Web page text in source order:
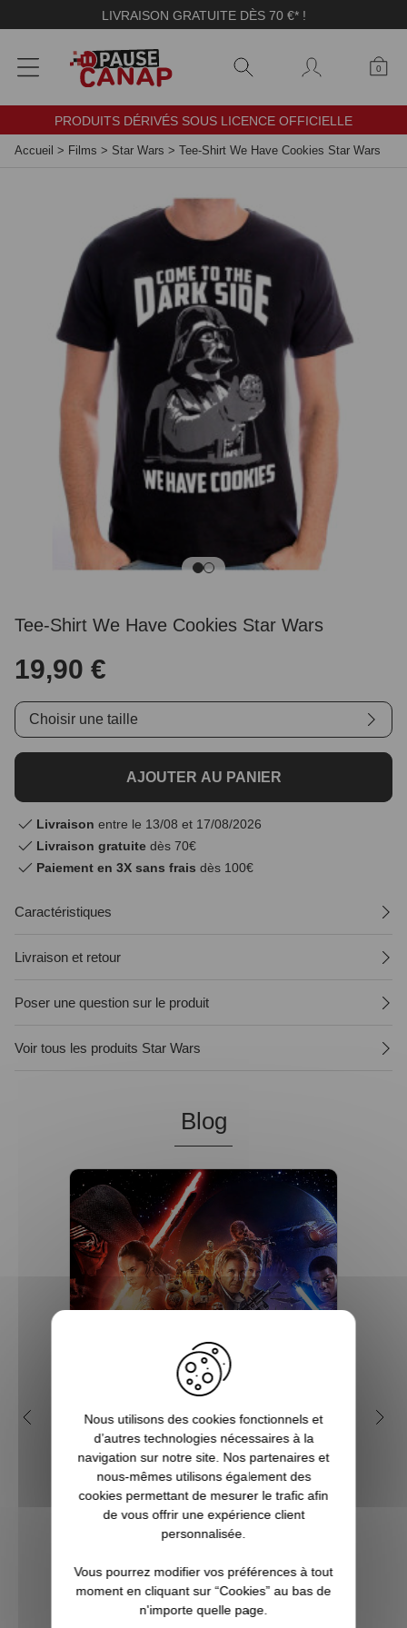
LIVRAISON GRATUITE DÈS 70 €* !
0
PRODUITS DÉRIVÉS SOUS LICENCE OFFICIELLE
Accueil > Films > Star Wars > Tee-Shirt We Have Cookies Star Wars
Tee-Shirt We Have Cookies Star Wars
19,90 €
Choisir une taille
AJOUTER AU PANIER
Livraison entre le 13/08 et 17/08/2026
Livraison gratuite dès 70€
Paiement en 3X sans frais dès 100€
Caractéristiques
Livraison et retour
Poser une question sur le produit
Voir tous les produits Star Wars
Blog
Pourquoi Star Wars est
devenu une saga culte ?
Créée par Georges Lucas, Star Wars est
l'une des franchises les plus populaires et
les plus rentables de toute l'histoire du
cinéma. Tout commence avec le premier
ennealogie, qui devient culte dès sa...
Panneau de gestion des cookies
Nous utilisons des cookies fonctionnels et
d’autres technologies nécessaires à la
navigation sur notre site. Nos partenaires et
nous-mêmes utilisons également des
cookies permettant de mesurer le trafic afin
de vous offrir une expérience client
personnalisée.
Vous pourrez modifier vos préférences à tout
moment en cliquant sur “Cookies” au bas de
n'importe quelle page.